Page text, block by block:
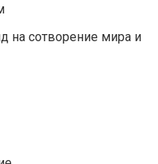
на сотворение мира и